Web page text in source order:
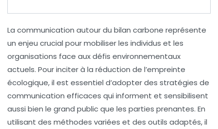
La communication autour du bilan carbone représente
un enjeu crucial pour mobiliser les individus et les
organisations face aux défis environnementaux
actuels. Pour inciter à la réduction de l’empreinte
écologique, il est essentiel d’adopter des stratégies de
communication efficaces qui informent et sensibilisent
aussi bien le grand public que les parties prenantes. En
utilisant des méthodes variées et des outils adaptés, il